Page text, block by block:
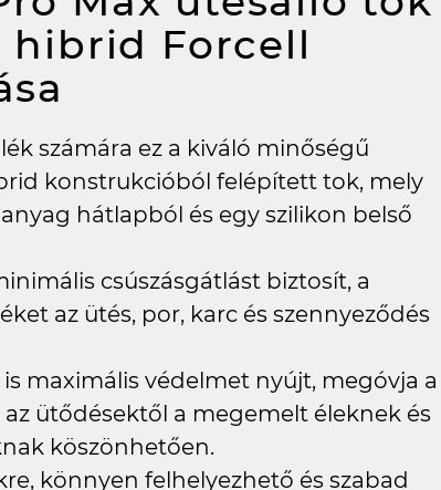
hibrid Forcell
számára ez a kiváló minőségű
konstrukcióból felépített tok, mely
hátlapból és egy szilikon belső
csúszásgátlást biztosít, a
az ütés, por, karc és szennyeződés
maximális védelmet nyújt, megóvja a
ütődésektől a megemelt éleknek és
köszönhetően.
könnyen felhelyezhető és szabad